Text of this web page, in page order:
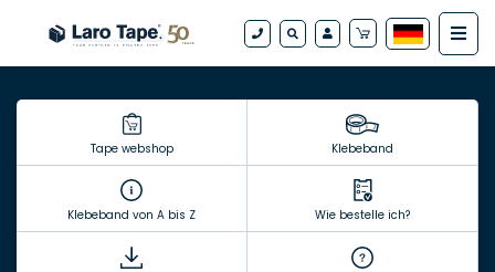
Tape webshop Klebeband
Klebeband von A bis Z Wie bestelle ich?